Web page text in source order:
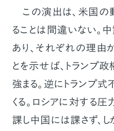
この演出は、米国の
ることは間違いない。
あり、それぞれの理由
とを示せば、トランプ
強まる。逆にトランプ
くる。ロシアに対する
課し中国には課さず、